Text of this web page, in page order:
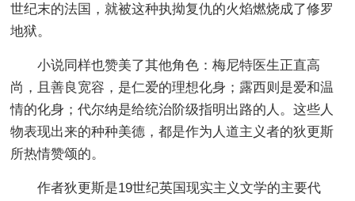
世纪末的法国，就被这种执拗复仇的火焰燃烧成了修罗
地狱。
小说同样也赞美了其他角色：梅尼特医生正直高
尚，且善良宽容，是仁爱的理想化身；露西则是爱和温
情的化身；代尔纳是给统治阶级指明出路的人。这些人
物表现出来的种种美德，都是作为人道主义者的狄更斯
所热情赞颂的。
作者狄更斯是19世纪英国现实主义文学的主要代